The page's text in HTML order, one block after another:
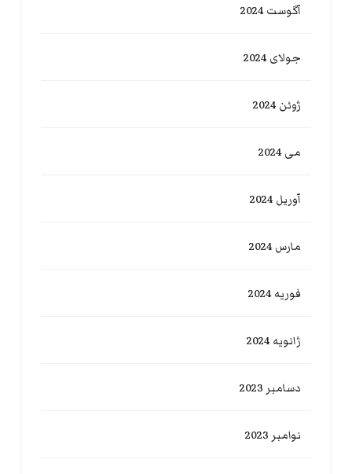
آگوست 2024
جولای 2024
ژوئن 2024
می 2024
آوریل 2024
مارس 2024
فوریه 2024
ژانویه 2024
دسامبر 2023
نوامبر 2023